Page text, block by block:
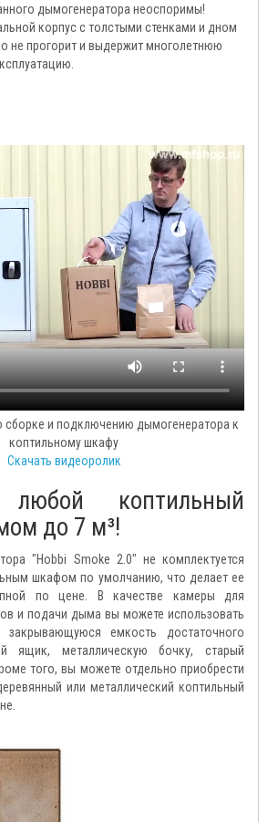
дымогенератора неоспоримы!
корпус с толстыми стенками и дном
не прогорит и выдержит многолетнюю
сборке и подключению дымогенератора к
коптильному шкафу
Скачать видеоролик
любой коптильный
до 7 м³!
"Hobbi Smoke 2.0" не комплектуется
шкафом по умолчанию, что делает ее
по цене. В качестве камеры для
и подачи дыма вы можете использовать
закрывающуюся емкость достаточного
ящик, металлическую бочку, старый
того, вы можете отдельно приобрести
или металлический коптильный